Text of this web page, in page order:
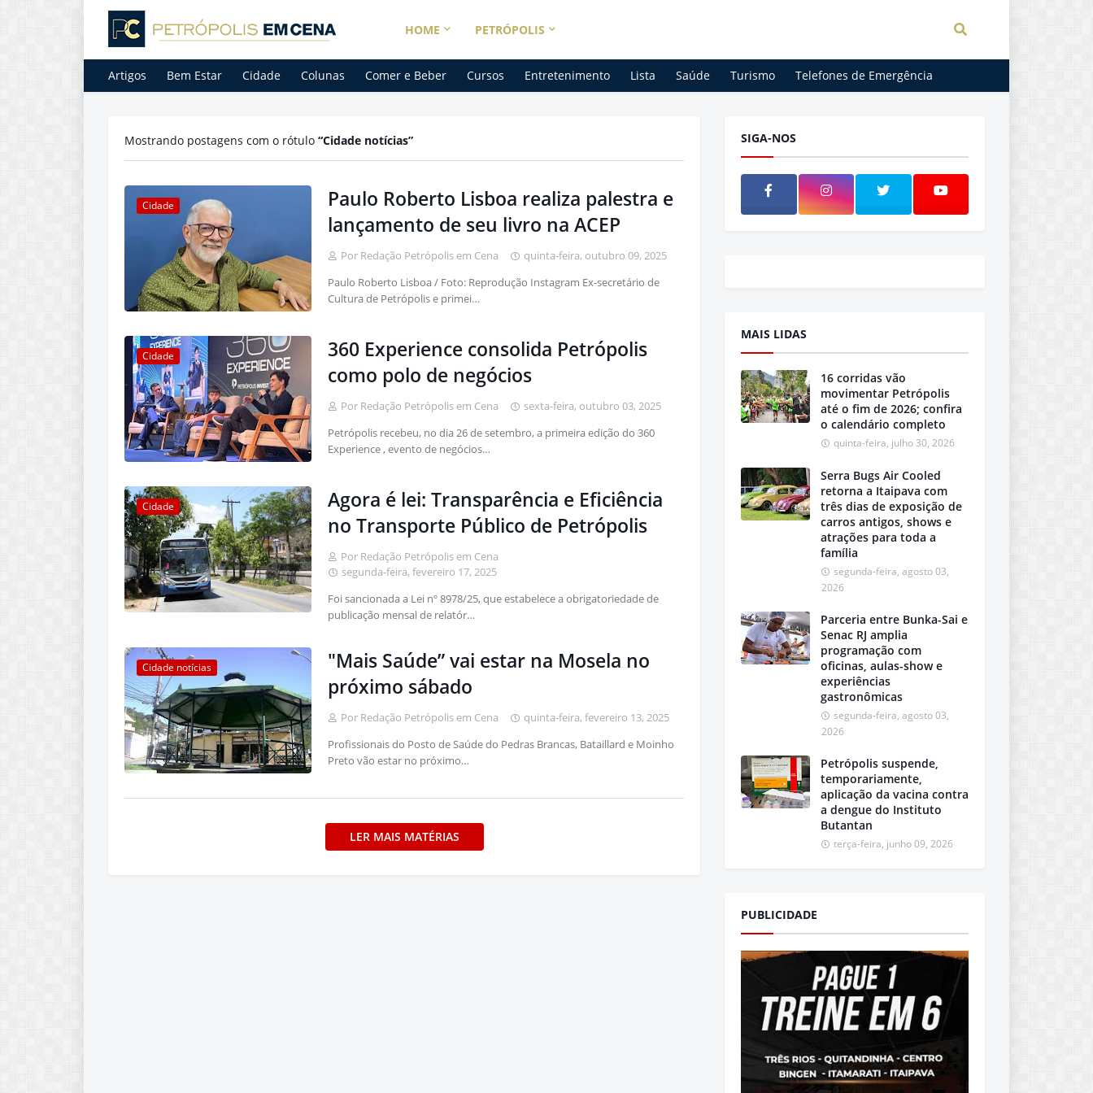
HOME PETRÓPOLIS
Artigos Bem Estar Cidade Colunas Comer e Beber Cursos Entretenimento Lista Saúde Turismo Telefones de Emergência
Mostrando postagens com o rótulo Cidade notícias
Cidade
Paulo Roberto Lisboa realiza palestra e
lançamento de seu livro na ACEP
Por Redação Petrópolis em Cena
quinta-feira, outubro 09, 2025
Paulo Roberto Lisboa / Foto: Reprodução Instagram Ex-secretário de
Cultura de Petrópolis e primei…
Cidade
360 Experience consolida Petrópolis
como polo de negócios
Por Redação Petrópolis em Cena
sexta-feira, outubro 03, 2025
Petrópolis recebeu, no dia 26 de setembro, a primeira edição do 360
Experience , evento de negócios…
Cidade
Agora é lei: Transparência e Eficiência
no Transporte Público de Petrópolis
Por Redação Petrópolis em Cena
segunda-feira, fevereiro 17, 2025
Foi sancionada a Lei nº 8978/25, que estabelece a obrigatoriedade de
publicação mensal de relatór…
Cidade notícias
"Mais Saúde” vai estar na Mosela no
próximo sábado
Por Redação Petrópolis em Cena
quinta-feira, fevereiro 13, 2025
Profissionais do Posto de Saúde do Pedras Brancas, Bataillard e Moinho
Preto vão estar no próximo…
LER MAIS MATÉRIAS
SIGA-NOS
MAIS LIDAS
16 corridas vão
movimentar Petrópolis
até o fim de 2026; confira
o calendário completo
quinta-feira, julho 30, 2026
Serra Bugs Air Cooled
retorna a Itaipava com
três dias de exposição de
carros antigos, shows e
atrações para toda a
família
segunda-feira, agosto 03,
2026
Parceria entre Bunka-Sai e
Senac RJ amplia
programação com
oficinas, aulas-show e
experiências
gastronômicas
segunda-feira, agosto 03,
2026
Petrópolis suspende,
temporariamente,
aplicação da vacina contra
a dengue do Instituto
Butantan
terça-feira, junho 09, 2026
PUBLICIDADE